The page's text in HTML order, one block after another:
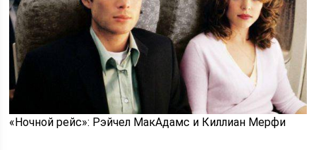
«Ночной рейс»: Рэйчел МакАдамс и Киллиан Мерфи